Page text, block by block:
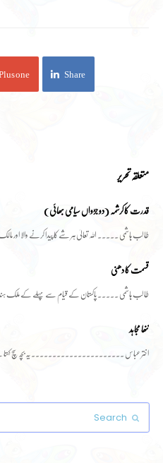
one Share
متعلقہ تحریر
قدرت کا کرشمہ (دو جڑواں سیامی بھائی)
طالب ہاشمی ۔۔۔۔۔ اللہ تعالیٰ ہر شے کا پیدا کرنے والا
قسمت کا دھنی
طالب ہاشمی ۔۔۔۔۔ پاکستان کے قیام سے پہلے کے ملک
ننھا مجاہد
اختر عباس ۔۔۔۔۔۔۔۔۔۔۔۔۔۔۔۔۔۔۔۔۔۔ یہ بچہ سچ
Search